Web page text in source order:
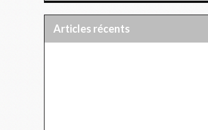
articles récents